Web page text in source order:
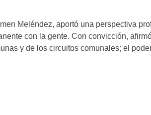
Meléndez, aportó una perspectiva
con la gente. Con convicción,
y de los circuitos comunales; el